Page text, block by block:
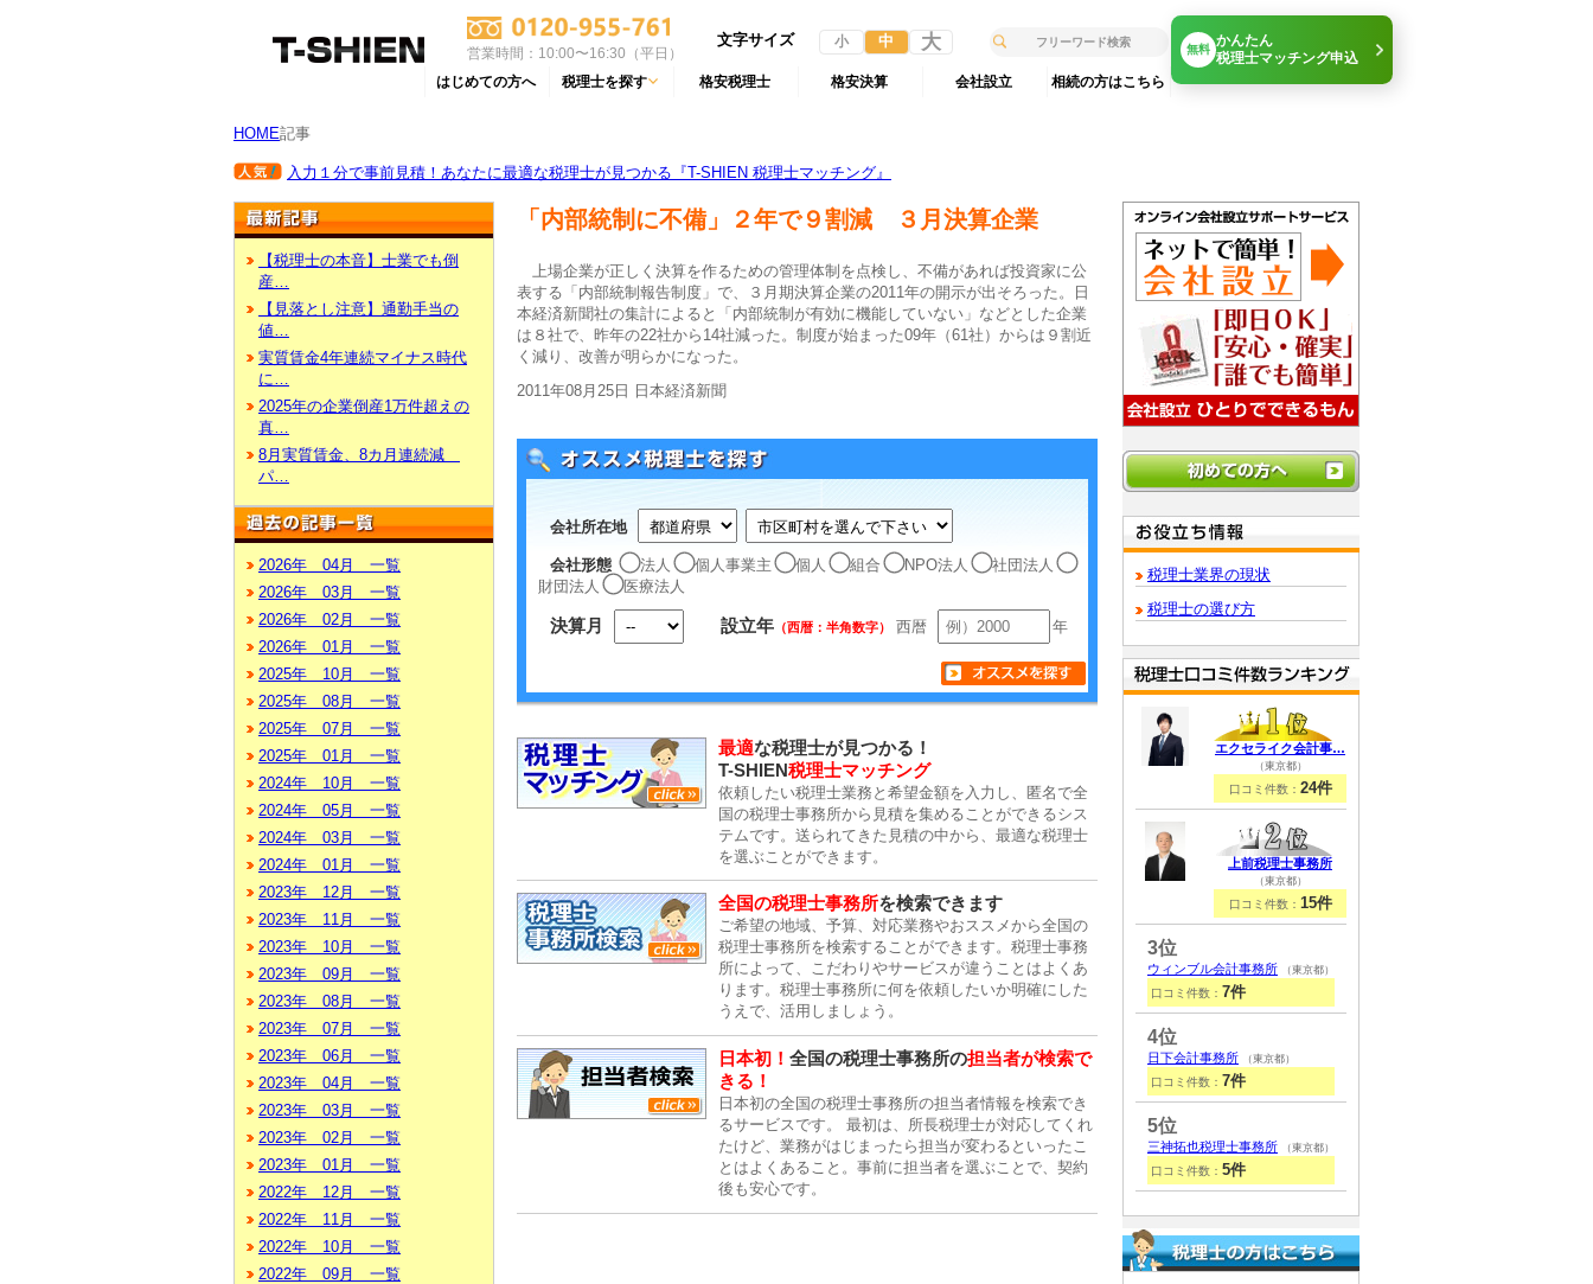
営業時間：10:00〜16:30（平日）
文字サイズ 小 中 大
はじめての方へ 税理士を探す 格安税理士 格安決算 会社設立 相続の方はこちら
無料
かんたん
税理士マッチング申込
HOME記事
入力１分で事前見積！あなたに最適な税理士が見つかる『T-SHIEN 税理士マッチング』
【税理士の本音】士業でも倒
産…
【見落とし注意】通勤手当の
値…
実質賃金4年連続マイナス時代
に…
2025年の企業倒産1万件超えの
真…
8月実質賃金、8カ月連続減
パ…
2026年 04月 一覧
2026年 03月 一覧
2026年 02月 一覧
2026年 01月 一覧
2025年 10月 一覧
2025年 08月 一覧
2025年 07月 一覧
2025年 01月 一覧
2024年 10月 一覧
2024年 05月 一覧
2024年 03月 一覧
2024年 01月 一覧
2023年 12月 一覧
2023年 11月 一覧
2023年 10月 一覧
2023年 09月 一覧
2023年 08月 一覧
2023年 07月 一覧
2023年 06月 一覧
2023年 04月 一覧
2023年 03月 一覧
2023年 02月 一覧
2023年 01月 一覧
2022年 12月 一覧
2022年 11月 一覧
2022年 10月 一覧
2022年 09月 一覧
「内部統制に不備」２年で９割減 ３月決算企業
上場企業が正しく決算を作るための管理体制を点検し、不備があれば投資家に公
表する「内部統制報告制度」で、３月期決算企業の2011年の開示が出そろった。日
本経済新聞社の集計によると「内部統制が有効に機能していない」などとした企業
は８社で、昨年の22社から14社減った。制度が始まった09年（61社）からは９割近
く減り、改善が明らかになった。
2011年08月25日 日本経済新聞
会社所在地
会社形態 法人 個人事業主 個人 組合 NPO法人
社団法人
財団法人
医療法人
決算月 設立年 （西暦：半角数字） 西暦 年
最適な税理士が見つかる！
T-SHIEN税理士マッチング
依頼したい税理士業務と希望金額を入力し、匿名で全
国の税理士事務所から見積を集めることができるシス
テムです。送られてきた見積の中から、最適な税理士
を選ぶことができます。
全国の税理士事務所を検索できます
ご希望の地域、予算、対応業務やおススメから全国の
税理士事務所を検索することができます。税理士事務
所によって、こだわりやサービスが違うことはよくあ
ります。税理士事務所に何を依頼したいか明確にした
うえで、活用しましょう。
日本初！ 全国の税理士事務所の担当者が検索で
きる！
日本初の全国の税理士事務所の担当者情報を検索でき
るサービスです。 最初は、所長税理士が対応してくれ
たけど、業務がはじまったら担当が変わるといったこ
とはよくあること。事前に担当者を選ぶことで、契約
後も安心です。
税理士業界の現状
税理士の選び方
エクセライク会計事…
（東京都）
口コミ件数： 24件
上前税理士事務所
（東京都）
口コミ件数： 15件
3位
ウィンブル会計事務所 （東京都）
口コミ件数： 7件
4位
日下会計事務所 （東京都）
口コミ件数： 7件
5位
三神拓也税理士事務所 （東京都）
口コミ件数： 5件